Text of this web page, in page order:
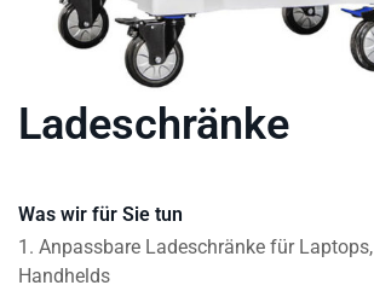
Ladeschränke
Was wir für Sie tun
1. Anpassbare Ladeschränke für
Handhelds